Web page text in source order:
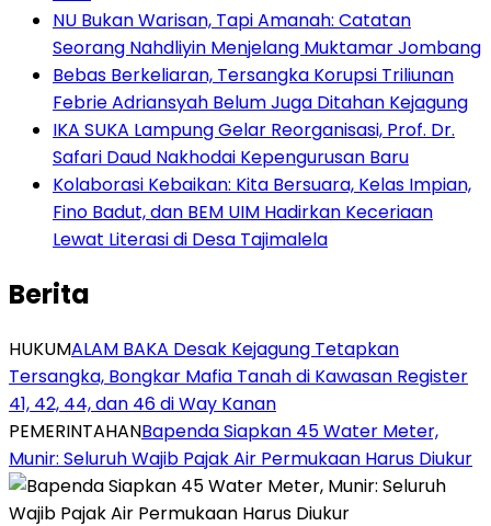
NU Bukan Warisan, Tapi Amanah: Catatan
Seorang Nahdliyin Menjelang Muktamar Jombang
Bebas Berkeliaran, Tersangka Korupsi Triliunan
Febrie Adriansyah Belum Juga Ditahan Kejagung
IKA SUKA Lampung Gelar Reorganisasi, Prof. Dr.
Safari Daud Nakhodai Kepengurusan Baru
Kolaborasi Kebaikan: Kita Bersuara, Kelas Impian,
Fino Badut, dan BEM UIM Hadirkan Keceriaan
Lewat Literasi di Desa Tajimalela
Berita
HUKUMALAM BAKA Desak Kejagung Tetapkan
Tersangka, Bongkar Mafia Tanah di Kawasan Register
41, 42, 44, dan 46 di Way Kanan
PEMERINTAHAN‎Bapenda Siapkan 45 Water Meter,
Munir: Seluruh Wajib Pajak Air Permukaan Harus Diukur